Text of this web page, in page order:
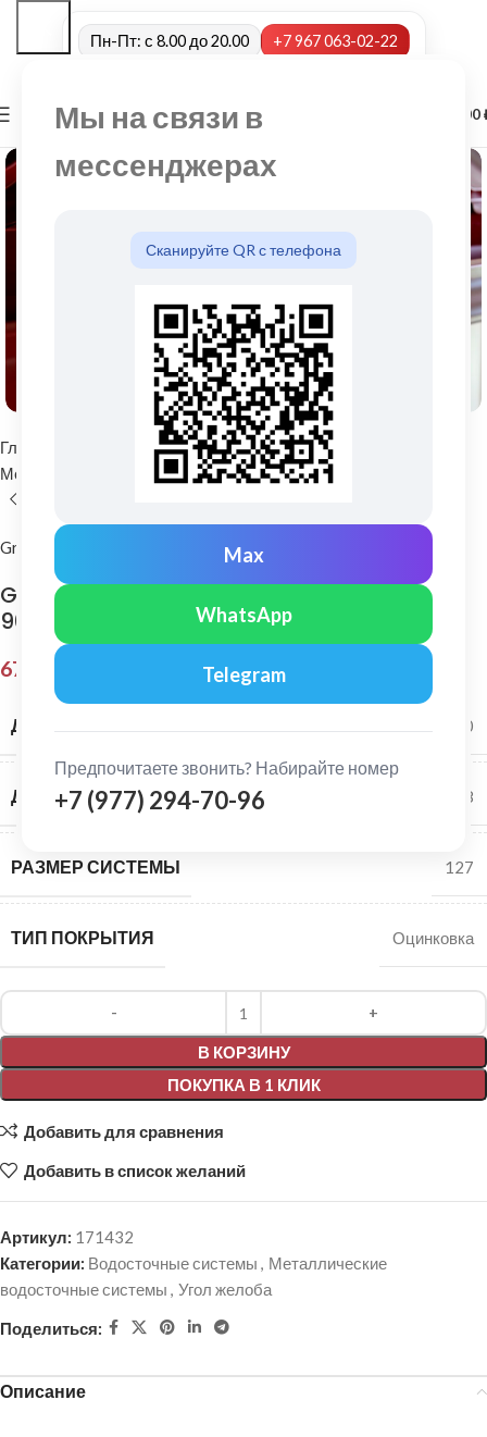
Мы на связи в
мессенджерах
Сканируйте QR с телефона
Max
WhatsApp
Telegram
Предпочитаете звонить? Набирайте номер
+7 (977) 294-70-96
Пн-Пт: с 8.00 до 20.00 +7 967 063-02-22
МЕНЮ 0,00
Нажмите, чтобы увеличить
Главная
Водосточные системы
Металлические водосточные системы Угол желоба
Grand Line
Grand Line: Угол желоба прямоуг внешний
90гр Vortex Zn
678,00
ДИАМЕТР ЖЕЛОБА 126*100
ДИАМЕТР ТРУБЫ 102*78
РАЗМЕР СИСТЕМЫ 127
ТИП ПОКРЫТИЯ Оцинковка
В КОРЗИНУ
ПОКУПКА В 1 КЛИК
Добавить для сравнения
Добавить в список желаний
Артикул: 171432
Категории: Водосточные системы , Металлические
водосточные системы , Угол желоба
Поделиться:
Описание